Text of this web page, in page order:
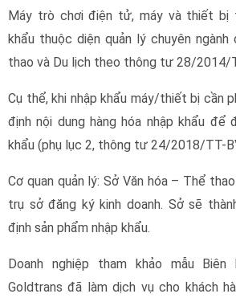
phẩm máy chơi game: